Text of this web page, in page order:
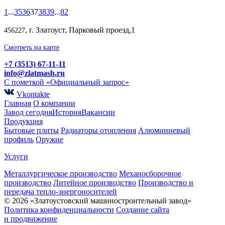
1 ...3536373839...82
456227, г. Златоуст, Парковый проезд,1
Смотреть на карте
+7 (3513) 67-11-11
info@zlatmash.ru
С пометкой «Официальный запрос»
Vkontakte
Главная О компании
Завод сегодняИсторияВакансии
Продукция
Бытовые плиты Радиаторы отопления Алюминиевый
профиль Оружие
Услуги
Металлургическое производство Механосборочное
производство Литейное производство Производство и
передача тепло-энергоносителей
© 2026 «Златоустовский машиностроительный завод»
Политика конфиденциальности Создание сайта
и продвижение